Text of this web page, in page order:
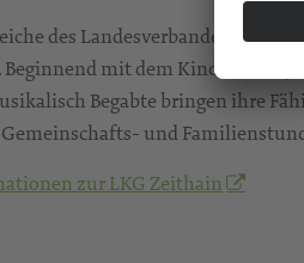
des Landesverbandes sind
mit dem Kinder- und
Begabte bringen ihre
und
zur LKG Zeithain